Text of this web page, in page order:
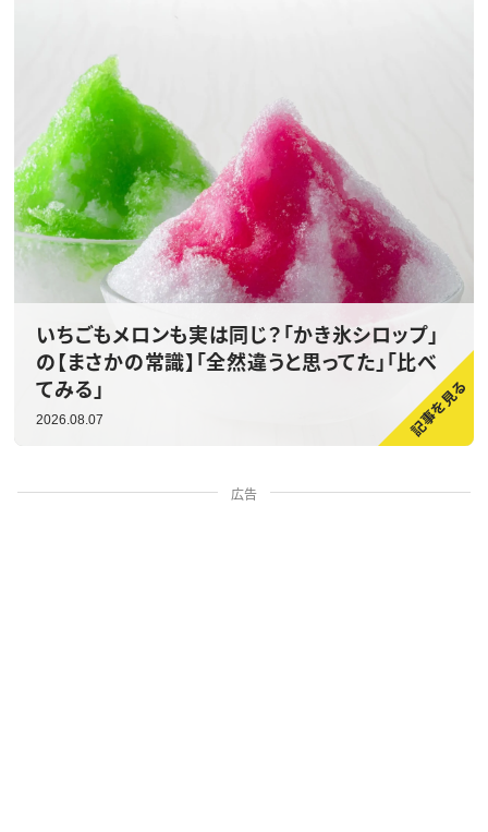
いちごもメロンも実は同じ？「かき氷シロップ」
の【まさかの常識】「全然違うと思ってた」「比べ
てみる」
2026.08.07
広告